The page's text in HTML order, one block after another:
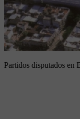
Partidos disputados en